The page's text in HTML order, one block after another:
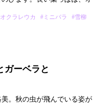
クラレウカ #ミニバラ #雪柳
ガーベラと
。秋の虫が飛んでいる姿が